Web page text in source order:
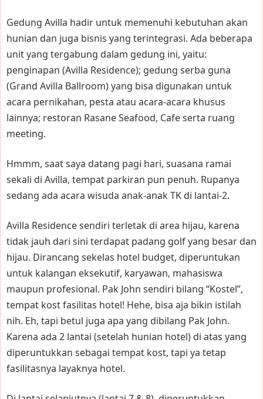
Gedung Avilla hadir untuk memenuhi kebutuhan akan
hunian dan juga bisnis yang terintegrasi. Ada beberapa
unit yang tergabung dalam gedung ini, yaitu:
penginapan (Avilla Residence); gedung serba guna
(Grand Avilla Ballroom) yang bisa digunakan untuk
acara pernikahan, pesta atau acara-acara khusus
lainnya; restoran Rasane Seafood, Cafe serta ruang
meeting.
Hmmm, saat saya datang pagi hari, suasana ramai
sekali di Avilla, tempat parkiran pun penuh. Rupanya
sedang ada acara wisuda anak-anak TK di lantai-2.
Avilla Residence sendiri terletak di area hijau, karena
tidak jauh dari sini terdapat padang golf yang besar dan
hijau. Dirancang sekelas hotel budget, diperuntukan
untuk kalangan eksekutif, karyawan, mahasiswa
maupun profesional. Pak John sendiri bilang “Kostel”,
tempat kost fasilitas hotel! Hehe, bisa aja bikin istilah
nih. Eh, tapi betul juga apa yang dibilang Pak John.
Karena ada 2 lantai (setelah hunian hotel) di atas yang
diperuntukkan sebagai tempat kost, tapi ya tetap
fasilitasnya layaknya hotel.